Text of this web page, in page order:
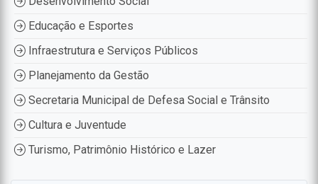
Educação e Esportes
Infraestrutura e Serviços Públicos
Planejamento da Gestão
Secretaria Municipal de Defesa Social e Trânsito
Cultura e Juventude
Turismo, Patrimônio Histórico e Lazer